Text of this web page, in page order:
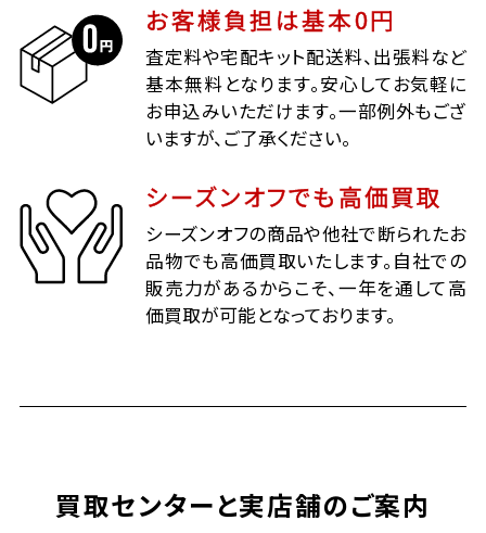
お客様負担は基本0円
査定料や宅配キット配送料、出張料など
基本無料となります。安心してお気軽に
お申込みいただけます。一部例外もござ
いますが、ご了承ください。
シーズンオフでも高価買取
シーズンオフの商品や他社で断られたお
品物でも高価買取いたします。自社での
販売力があるからこそ、一年を通して高
価買取が可能となっております。
買取センターと実店舗のご案内